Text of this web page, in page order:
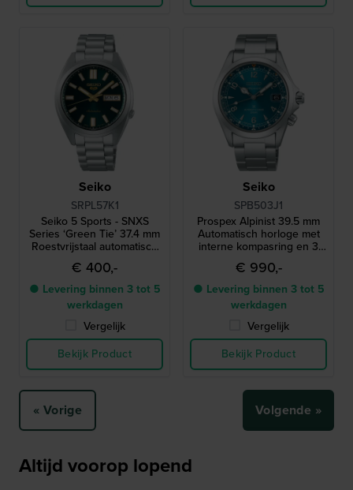
Seiko
SRPL57K1
Seiko 5 Sports - SNXS
Series ‘Green Tie’ 37.4 mm
Roestvrijstaal automatisch
horloge met dag-datum
€ 400,-
● Levering binnen 3 tot 5
werkdagen
Vergelijk
Bekijk Product
Seiko
SPB503J1
Prospex Alpinist 39.5 mm
Automatisch horloge met
interne kompasring en 3
dagen gangreserve
€ 990,-
● Levering binnen 3 tot 5
werkdagen
Vergelijk
Bekijk Product
« Vorige Volgende »
Altijd voorop lopend